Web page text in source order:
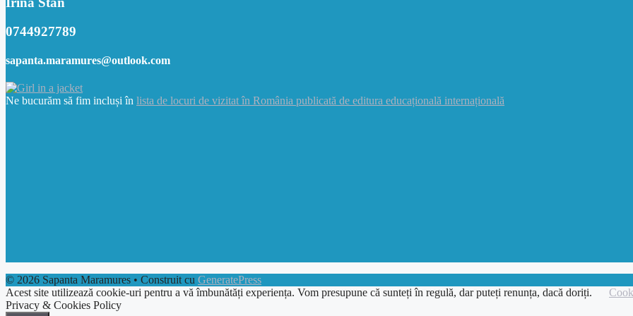
0744927789
sapanta.maramures@outlook.com
Ne bucurăm să fim incluși în lista de locuri de vizitat în România publicată de editura educațională internațională
© 2026 Sapanta Maramures • Construit cu GeneratePress
Acest site utilizează cookie-uri pentru a vă îmbunătăți experiența. Vom presupune că sunteți în regulă, dar puteți renunța, dacă doriți.
Privacy & Cookies Policy